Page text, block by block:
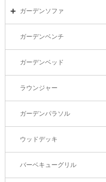
ラウンジ・ベッド
コーヒーテーブル
カウンター・バーテーブル
ガーデンチェアーTOP
カウンター・バーチェアー
ガーデンソファ
ガーデンソファTOP
3Sソファ
オットマン・スツール
ガーデンベンチ
ガーデンベッド
ラウンジャー
ガーデンパラソル
ウッドデッキ
バーベキューグリル